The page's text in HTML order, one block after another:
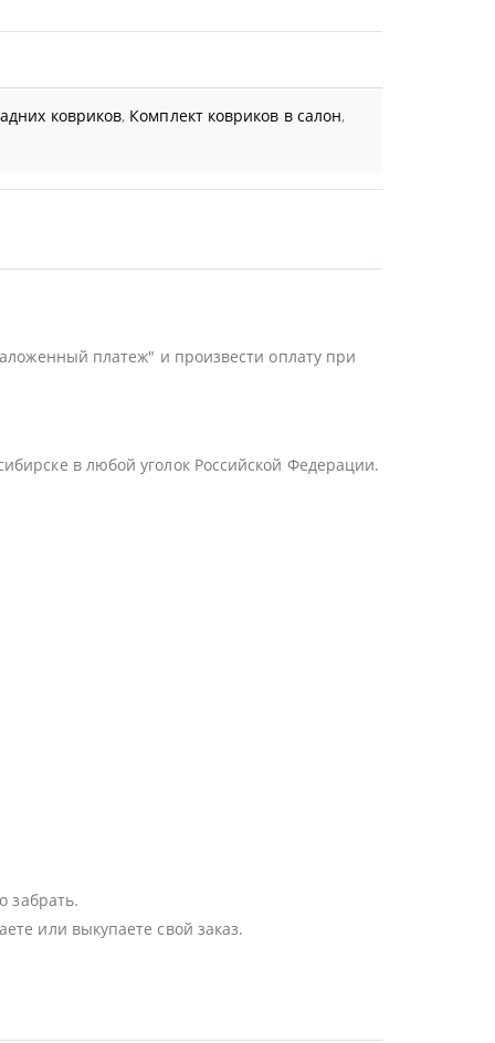
ковриков, Комплект ковриков в салон,
платеж" и произвести оплату при
в любой уголок Российской Федерации.
забрать.
или выкупаете свой заказ.